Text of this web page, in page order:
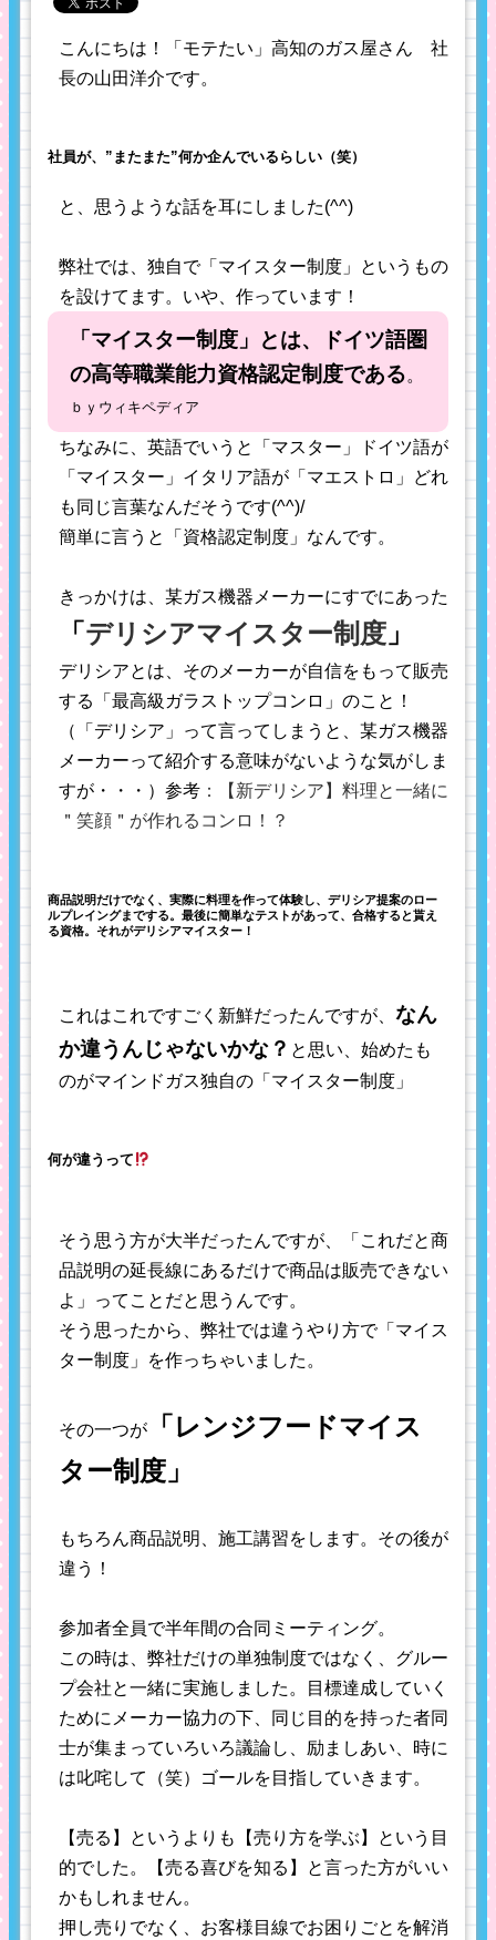
こんにちは！「モテたい」高知のガス屋さん 社
長の山田洋介です。
社員が、”またまた”何か企んでいるらしい（笑）
と、思うような話を耳にしました(^^)
弊社では、独自で「マイスター制度」というもの
を設けてます。いや、作っています！
「マイスター制度」とは、ドイツ語圏
の高等職業能力資格認定制度である。
ｂｙウィキペディア
ちなみに、英語でいうと「マスター」ドイツ語が
「マイスター」イタリア語が「マエストロ」どれ
も同じ言葉なんだそうです(^^)/
簡単に言うと「資格認定制度」なんです。
きっかけは、某ガス機器メーカーにすでにあった
「 デリシアマイスター制度 」
デリシアとは、そのメーカーが自信をもって販売
する「最高級ガラストップコンロ」のこと！
（「デリシア」って言ってしまうと、某ガス機器
メーカーって紹介する意味がないような気がしま
すが・・・）参考 ：【新デリシア】料理と一緒に
＂笑顔＂が作れるコンロ！？
商品説明だけでなく、実際に料理を作って体験し、デリシア提案のロー
ルプレイングまでする。最後に簡単なテストがあって、合格すると貰え
る資格。それがデリシアマイスター！
これはこれですごく新鮮だったんですが、 なん
か違うんじゃないかな？ と思い、始めたも
のがマインドガス独自の「マイスター制度」
何が違うって
そう思う方が大半だったんですが、「これだと商
品説明の延長線にあるだけで商品は販売できない
よ」ってことだと思うんです。
そう思ったから、弊社では違うやり方で「マイス
ター制度」を作っちゃいました。
その一つが
「レンジフードマイス
ター制度」
もちろん商品説明、施工講習をします。その後が
違う！
参加者全員で半年間の合同ミーティング。
この時は、弊社だけの単独制度ではなく、グルー
プ会社と一緒に実施しました。目標達成していく
ためにメーカー協力の下、同じ目的を持った者同
士が集まっていろいろ議論し、励ましあい、時に
は叱咤して（笑）ゴールを目指していきます。
【売る】というよりも【売り方を学ぶ】という目
的でした。【売る喜びを知る】と言った方がいい
かもしれません。
押し売りでなく、お客様目線でお困りごとを解消